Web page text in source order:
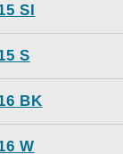
最大寸
SI
S
BK
W